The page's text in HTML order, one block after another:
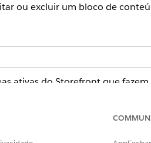
ou excluir um bloco de
ativas do Storefront que